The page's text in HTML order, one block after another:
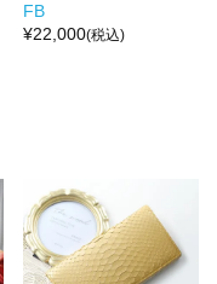
FB
¥22,000(税込)